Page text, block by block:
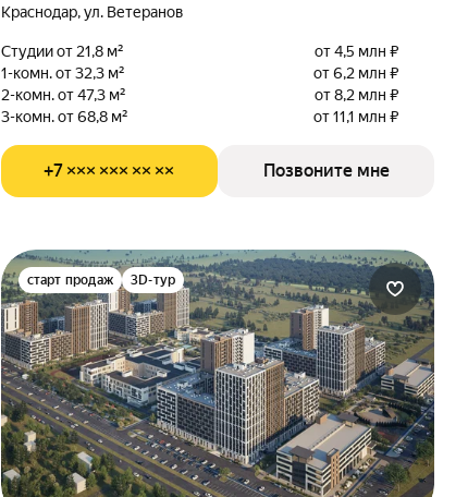
Краснодар, ул. Ветеранов
Студии от 21,8 м²
от 4,5 млн ₽
1-комн. от 32,3 м²
от 6,2 млн ₽
2-комн. от 47,3 м²
от 8,2 млн ₽
3-комн. от 68,8 м²
от 11,1 млн ₽
+7 ××× ××× ×× ×× Позвоните мне
старт продаж 3D-тур